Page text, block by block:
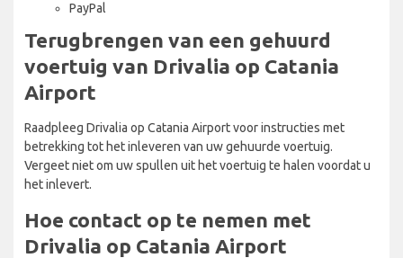
PayPal
Terugbrengen van een gehuurd
voertuig van Drivalia op Catania
Airport
Raadpleeg Drivalia op Catania Airport voor instructies met
betrekking tot het inleveren van uw gehuurde voertuig.
Vergeet niet om uw spullen uit het voertuig te halen voordat u
het inlevert.
Hoe contact op te nemen met
Drivalia op Catania Airport